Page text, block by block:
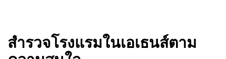
สำรวจโรงแรมในเอเธนส์ตาม